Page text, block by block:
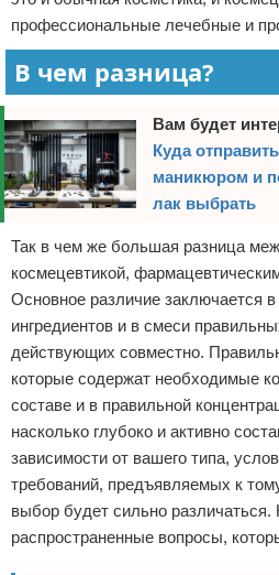
профессиональные лечебные и
В чем разница?
Вам будет
Куда
маникюром и
лак выбрать
Так в чем же большая разница
космецевтикой,
Основное различие заключается
ингредиентов и в смеси
действующих совместно.
которые содержат необходимые
составе и в правильной
насколько глубоко и активно
зависимости от вашего типа,
требований, предъявляемых к
выбор будет сильно
распространенные вопросы,